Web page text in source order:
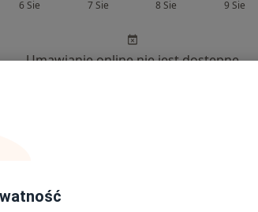
6 Sie 7 Sie 8 Sie 9 Sie
Umawianie online nie jest dostępne